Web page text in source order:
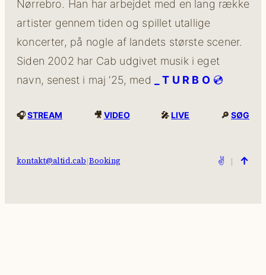
Nørrebro. Han har arbejdet med en lang række
artister gennem tiden og spillet utallige
koncerter, på nogle af landets største scener.
Siden 2002 har Cab udgivet musik i eget
navn, senest i maj ‘25, med
_ T U R B O 💿
🎧STREAM 🎥 VIDEO 🎤LIVE 🔎 SØG
kontakt@altid.cab|Booking ✌️ | ↑